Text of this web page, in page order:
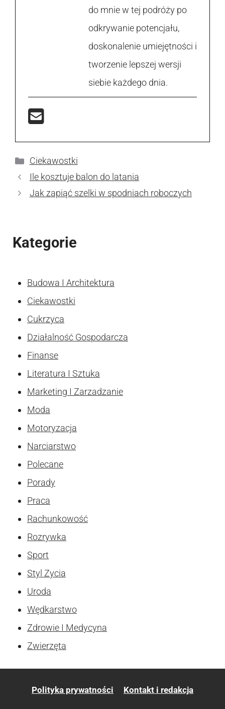
do mnie w tej podróży po
odkrywanie potencjału,
doskonalenie umiejętności i
tworzenie lepszej wersji
siebie każdego dnia.
Kategorie
Ciekawostki
Ile kosztuje balon do latania
Jak zapiąć szelki w spodniach roboczych
Kategorie
Budowa I Architektura
Ciekawostki
Cukrzyca
Działalność Gospodarcza
Finanse
Literatura I Sztuka
Marketing I Zarzadzanie
Moda
Motoryzacja
Narciarstwo
Polecane
Porady
Praca
Rachunkowość
Rozrywka
Sport
Styl Zycia
Uroda
Wędkarstwo
Zdrowie I Medycyna
Zwierzęta
Polityka prywatności Kontakt i redakcja